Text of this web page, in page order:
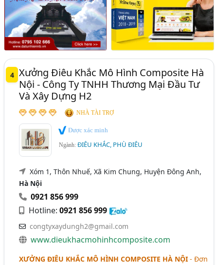
4 Xưởng Điêu Khắc Mô Hình Composite Hà
Nội - Công Ty TNHH Thương Mại Đầu Tư
Và Xây Dựng H2
NHÀ TÀI TRỢ
Được xác minh
Ngành:ĐIÊU KHẮC, PHÙ ĐIÊU
Xóm 1, Thôn Nhuế, Xã Kim Chung, Huyện Đông Anh,
Hà Nội
0921 856 999
Hotline:0921 856 999
congtyxaydungh2@gmail.com
www.dieukhacmohinhcomposite.com
XƯỞNG ĐIÊU KHẮC MÔ HÌNH COMPOSITE HÀ NỘI - Đơn